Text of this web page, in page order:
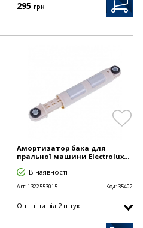
295 грн
Амортизатор бака для
пральної машини Electrolux...
В наявності
Art:1322553015 Код: 35402
Опт цiни від 2 штук